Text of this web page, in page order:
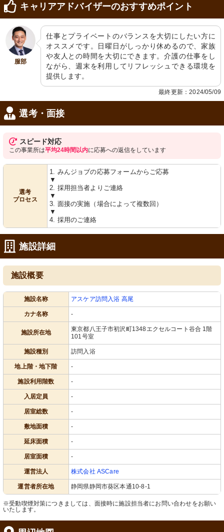
キャリアアドバイザーのおすすめポイント
服部
仕事とプライベートのバランスを大切にしたい方に
オススメです。日曜日がしっかり休めるので、家族
や友人との時間を大切にできます。介護の仕事をし
ながら、週末を利用してリフレッシュできる環境を
提供します。
最終更新：2024/05/09
選考・面接
スピード対応
この事業所は平均24時間以内に応募への返信をしています
選考
プロセス
1. みんジョブの応募フォームからご応募
▼
2. 採用担当者よりご連絡
▼
3. 面接の実施（場合によって複数回）
▼
4. 採用のご連絡
施設詳細
施設概要
施設名称 アスケア訪問入浴 高尾
カナ名称 -
施設所在地
東京都八王子市初沢町1348エクセルコート谷合 1階
101号室
施設種別 訪問入浴
地上階・地下階 -
施設利用階数 -
入居定員 -
居室総数 -
敷地面積 -
延床面積 -
居室面積 -
運営法人 株式会社 ASCare
運営者所在地 静岡県静岡市葵区本通10-8-1
※受動喫煙対策につきましては、面接時に施設担当者にお問い合わせをお願い
いたします。